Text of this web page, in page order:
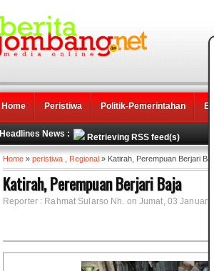
Home Peristiwa Politik-Pemerintahan
Headlines News : Retrieving RSS feed(s)
Home » peristiwa Regional » Katirah, Perempuan Berjari Baja
Katirah, Perempuan Berjari Baja
Reporter : Rahmat Sularso Nh. on Jumat, 03 Januari